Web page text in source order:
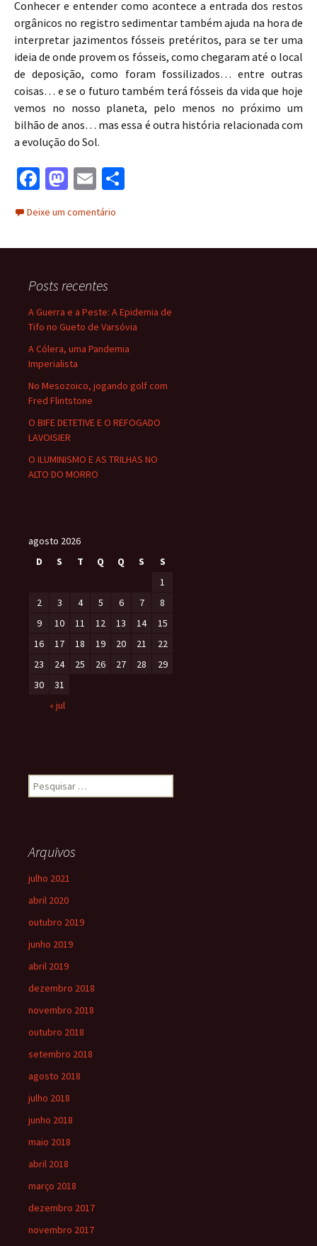
Conhecer e entender como acontece a entrada dos restos
orgânicos no registro sedimentar também ajuda na hora de
interpretar jazimentos fósseis pretéritos, para se ter uma
ideia de onde provem os fósseis, como chegaram até o local
de deposição, como foram fossilizados… entre outras
coisas… e se o futuro também terá fósseis da vida que hoje
vemos no nosso planeta, pelo menos no próximo um
bilhão de anos… mas essa é outra história relacionada com
a evolução do Sol.
Fa
b
o
k
M
to
d
n
E
m
ai
l
e
Deixe um comentário
Posts recentes
A Guerra e a Peste: A Epidemia de
Tifo no Gueto de Varsóvia
A Cólera, uma Pandemia
Imperialista
No Mesozoico, jogando golf com
Fred Flintstone
O BIFE DETETIVE E O REFOGADO
LAVOISIER
O ILUMINISMO E AS TRILHAS NO
ALTO DO MORRO
agosto 2026
D
S T Q Q S
S
1
2
3 4 5 6 7
8
9
10 11 12 13 14
15
16
17 18 19 20 21
22
23
24 25 26 27 28
29
30
31
« jul
Arquivos
julho 2021
abril 2020
outubro 2019
junho 2019
abril 2019
dezembro 2018
novembro 2018
outubro 2018
setembro 2018
agosto 2018
julho 2018
junho 2018
maio 2018
abril 2018
março 2018
dezembro 2017
novembro 2017